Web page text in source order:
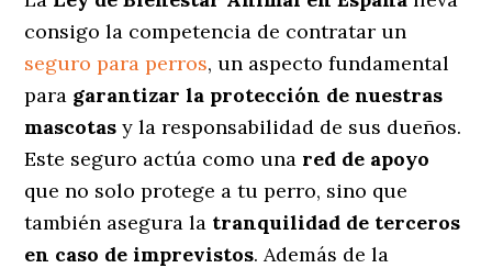
consigo la competencia de contratar un
seguro para perros, un aspecto fundamental
para garantizar la protección de nuestras
mascotas y la responsabilidad de sus dueños.
Este seguro actúa como una red de apoyo
que no solo protege a tu perro, sino que
también asegura la tranquilidad de terceros
en caso de imprevistos. Además de la